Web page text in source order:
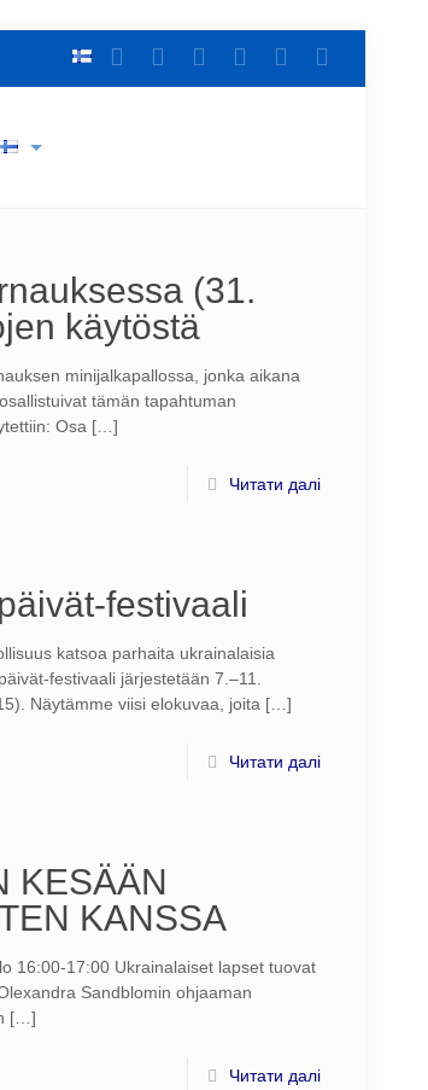
(31.
käytöstä
minijalkapallossa, jonka aikana
tämän tapahtuman
Osa […]
Читати далі
festivaali
katsoa parhaita ukrainalaisia
festivaali järjestetään 7.–11.
Näytämme viisi elokuvaa, joita […]
Читати далі
KESÄÄN
KANSSA
16:00-17:00 Ukrainalaiset lapset tuovat
Sandblomin ohjaaman
[…]
Читати далі